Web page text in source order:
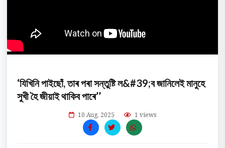
‘যিখিনি পাইছোঁ, তাৰ পৰা সন্তুষ্টি ল&#39;ব জানিলেই মানুহে
সুখী হৈ জীয়াই থাকিব পাৰে’’
10 Aug, 2025 1 views